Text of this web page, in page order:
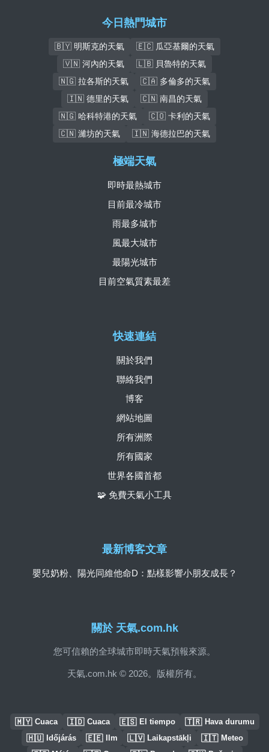
今日熱門城市
🇧🇾 明斯克的天氣
🇪🇨 瓜亞基爾的天氣
🇻🇳 河內的天氣
🇱🇧 貝魯特的天氣
🇳🇬 拉各斯的天氣
🇨🇦 多倫多的天氣
🇮🇳 德里的天氣
🇨🇳 南昌的天氣
🇳🇬 哈科特港的天氣
🇨🇴 卡利的天氣
🇨🇳 濰坊的天氣
🇮🇳 海德拉巴的天氣
關於 天氣.com.hk
您可信賴的全球城市即時天氣預報來源。
天氣.com.hk © 2026。版權所有。
快速連結
關於我們
聯絡我們
博客
網站地圖
所有洲際
所有國家
世界各國首都
🧩 免費天氣小工具
極端天氣
即時最熱城市
目前最冷城市
雨最多城市
風最大城市
最陽光城市
目前空氣質素最差
最新博客文章
嬰兒奶粉、陽光同維他命D：點樣影響小朋友成長？
🇲🇾 Cuaca 🇮🇩 Cuaca 🇪🇸 El tiempo 🇹🇷 Hava durumu
🇭🇺 Időjárás 🇪🇪 Ilm 🇱🇻 Laikapstākļi 🇮🇹 Meteo